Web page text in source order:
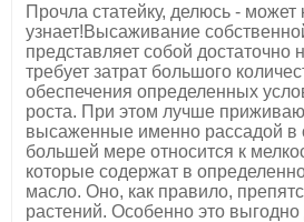
Прочла статейку, делюсь - может
узнает!Высаживание
представляет собой достаточно
требует затрат большого
обеспечения определенных
роста. При этом лучше
высаженные именно рассадой в
большей мере относится к
которые содержат в
масло. Оно, как правило,
растений. Особенно это выгодно